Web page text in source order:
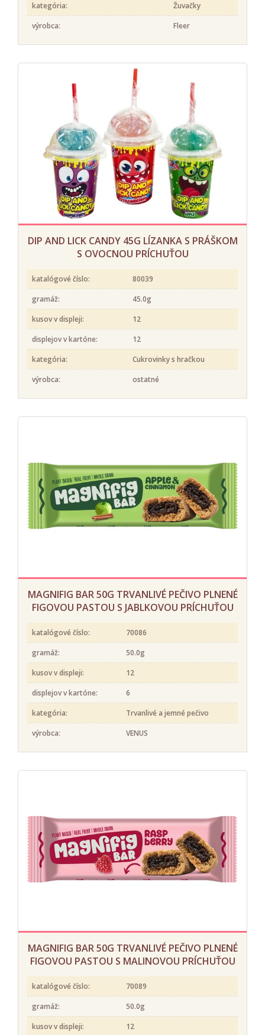
kategória:
Žuvačky
výrobca:
Fleer
DIP AND LICK CANDY 45G LÍZANKA S PRÁŠKOM
S OVOCNOU PRÍCHUŤOU
katalógové číslo:
80039
gramáž:
45.0g
kusov v displeji:
12
displejov v kartóne:
12
kategória:
Cukrovinky s hračkou
výrobca:
ostatné
MAGNIFIG BAR 50G TRVANLIVÉ PEČIVO PLNENÉ
FIGOVOU PASTOU S JABLKOVOU PRÍCHUŤOU
katalógové číslo:
70086
gramáž:
50.0g
kusov v displeji:
12
displejov v kartóne:
6
kategória:
Trvanlivé a jemné pečivo
výrobca:
VENUS
MAGNIFIG BAR 50G TRVANLIVÉ PEČIVO PLNENÉ
FIGOVOU PASTOU S MALINOVOU PRÍCHUŤOU
katalógové číslo:
70089
gramáž:
50.0g
kusov v displeji:
12